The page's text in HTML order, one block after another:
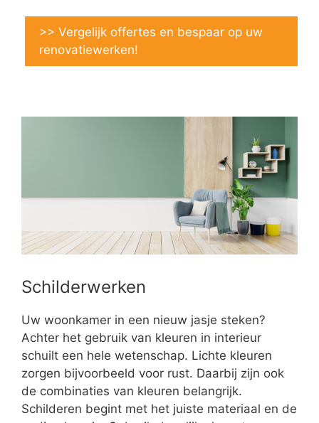
>> Vergelijk offertes en bespaar op uw
renovatiewerken!
Schilderwerken
Uw woonkamer in een nieuw jasje steken?
Achter het gebruik van kleuren in interieur
schuilt een hele wetenschap. Lichte kleuren
zorgen bijvoorbeeld voor rust. Daarbij zijn ook
de combinaties van kleuren belangrijk.
Schilderen begint met het juiste materiaal en de